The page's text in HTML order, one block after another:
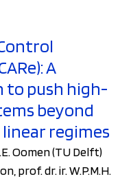
A
to push high-
beyond
regimes
Oomen (TU Delft)
prof. dr. ir. W.P.M.H.